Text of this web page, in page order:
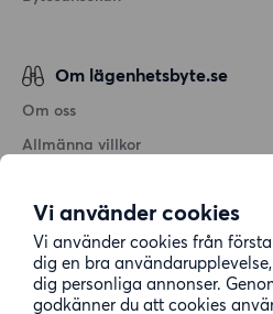
Vi använder cookies
Vi använder cookies från
dig en bra
dig personliga annonser.
godkänner du att cookies
Om lägenhetsbyte.se
Om oss
Allmänna villkor
Cookiepolicy
Sitemap